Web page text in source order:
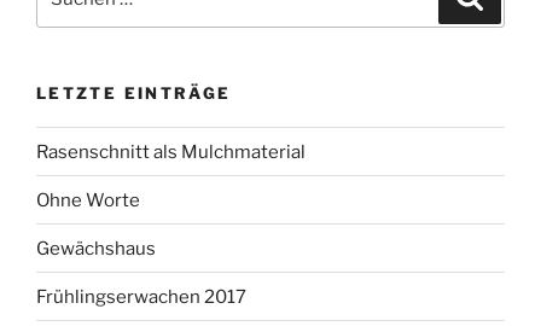
nach:
LETZTE EINTRÄGE
Rasenschnitt als Mulchmaterial
Ohne Worte
Gewächshaus
Frühlingserwachen 2017